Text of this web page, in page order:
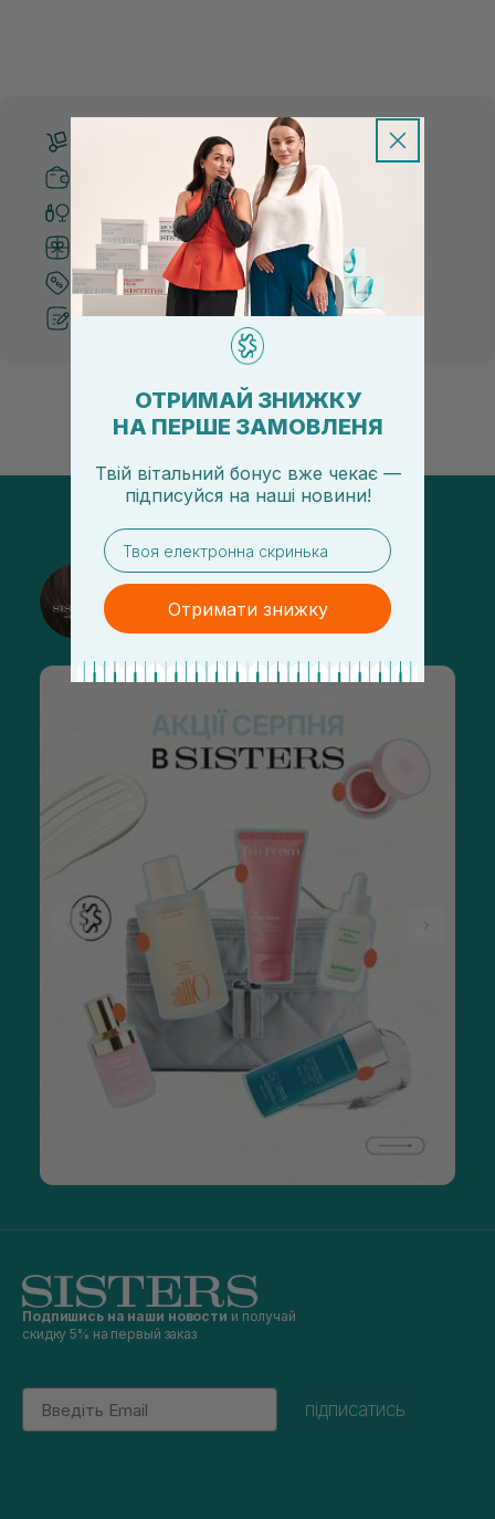
Бесплатная доставка от 3000 UAH
Безопасные способы оплаты
Только оригинальная косметика
Система бонусов и лояльности
Лучшие цены и топ товары
Рекомендации от косметологов
@sisters_stelmakh в Instagram
Подписаться
Подпишись на наши новости и получай
скидку 5% на первый заказ
Email
підписатись
ОТРИМАЙ ЗНИЖКУ
НА ПЕРШЕ ЗАМОВЛЕНЯ
Твій вітальний бонус вже чекає —
підписуйся на наші новини!
email
Отримати знижку